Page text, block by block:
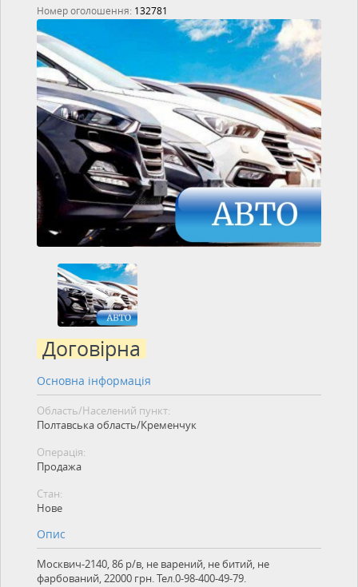
Номер оголошення: 132781
Договірна
Основна інформація
Область/Населений пункт:
Полтавська область/Кременчук
Операція:
Продажа
Стан:
Нове
Опис
Москвич-2140, 86 р/в, не варений, не битий, не
фарбований, 22000 грн. Тел.0-98-400-49-79.